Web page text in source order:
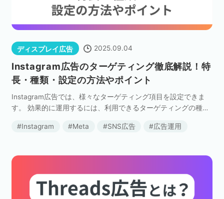
ディスプレイ広告 2025.09.04
Instagram広告のターゲティング徹底解説！特
長・種類・設定の方法やポイント
Instagram広告では、様々なターゲティング項目を設定できま
す。 効果的に運用するには、利用できるターゲティングの種類
nstagram広告で利用できるターゲ […]
Instagram Meta SNS広告 広告運用